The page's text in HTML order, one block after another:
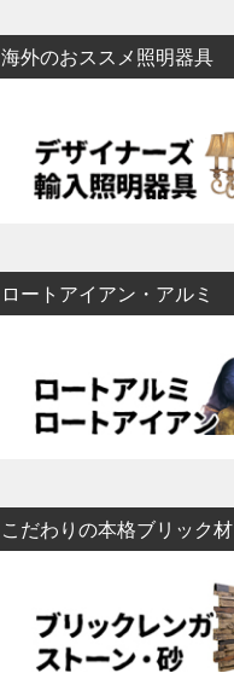
海外のおススメ照明器具
ロートアイアン・アルミ
こだわりの本格ブリック材